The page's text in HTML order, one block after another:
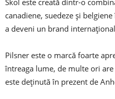
Skol este creată dintr-o
canadiene, suedeze și
a deveni un brand
Pilsner este o marcă foarte
întreaga lume, de multe ori
este deținută în prezent de